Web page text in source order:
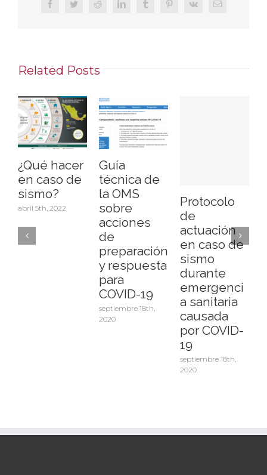
FacebookTwitterReddit LinkedInTumblrPinterest
Vk Email
Related Posts
¿Qué hacer
en caso de
sismo?
abril 5th, 2022
Guía
técnica de
la OMS
sobre
acciones
de
preparación
y respuesta
para
COVID-19
septiembre 18th,
2020
Protocolo
de
actuación
en caso de
sismo
durante
emergenci
a sanitaria
causada
por COVID-
19
septiembre 18th,
2020